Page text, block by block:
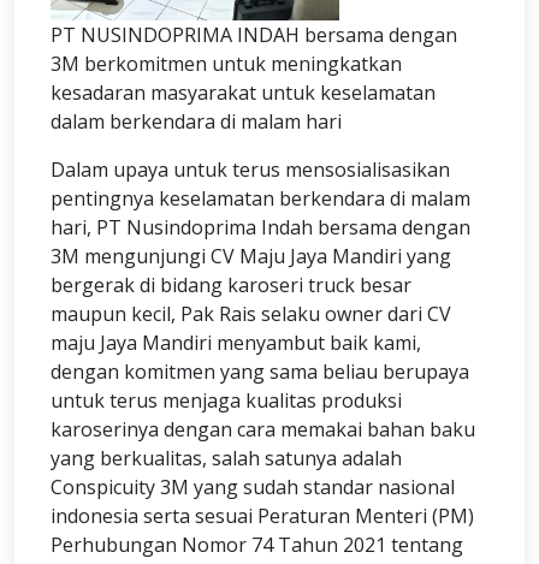
PT NUSINDOPRIMA INDAH bersama dengan
3M berkomitmen untuk meningkatkan
kesadaran masyarakat untuk keselamatan
dalam berkendara di malam hari
Dalam upaya untuk terus mensosialisasikan
pentingnya keselamatan berkendara di malam
hari, PT Nusindoprima Indah bersama dengan
3M mengunjungi CV Maju Jaya Mandiri yang
bergerak di bidang karoseri truck besar
maupun kecil, Pak Rais selaku owner dari CV
maju Jaya Mandiri menyambut baik kami,
dengan komitmen yang sama beliau berupaya
untuk terus menjaga kualitas produksi
karoserinya dengan cara memakai bahan baku
yang berkualitas, salah satunya adalah
Conspicuity 3M yang sudah standar nasional
indonesia serta sesuai Peraturan Menteri (PM)
Perhubungan Nomor 74 Tahun 2021 tentang